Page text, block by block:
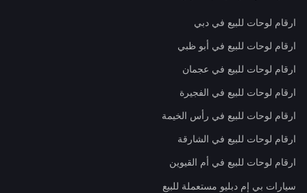
ارقام لوحات للبيع في دبي
ارقام لوحات للبيع في أبو ظبي
ارقام لوحات للبيع في عجمان
ارقام لوحات للبيع في الفجيرة
ارقام لوحات للبيع في رأس الخيمة
ارقام لوحات للبيع في الشارقة
ارقام لوحات للبيع في أم القيوين
سيارات بي إم دبليو مستعملة للبيع